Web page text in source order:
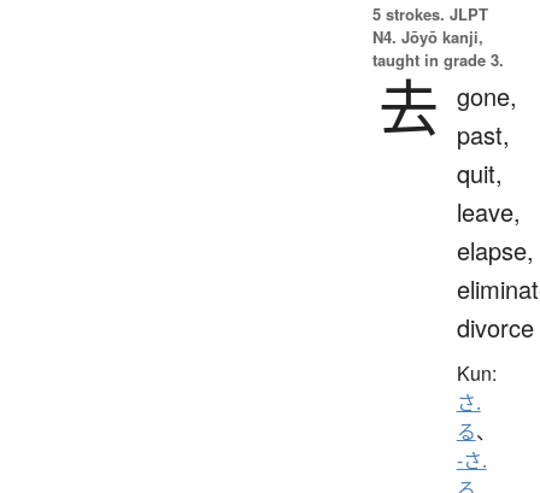
5 strokes. JLPT
N4. Jōyō kanji,
taught in grade 3.
去 gone,
past,
quit,
leave,
elapse,
divorce
Kun:
さ.
る、
-さ.